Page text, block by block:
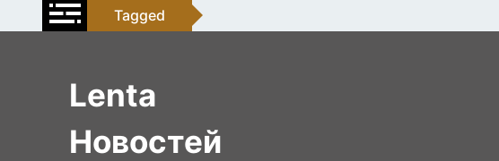
to
Tagged
Lenta
Новостей